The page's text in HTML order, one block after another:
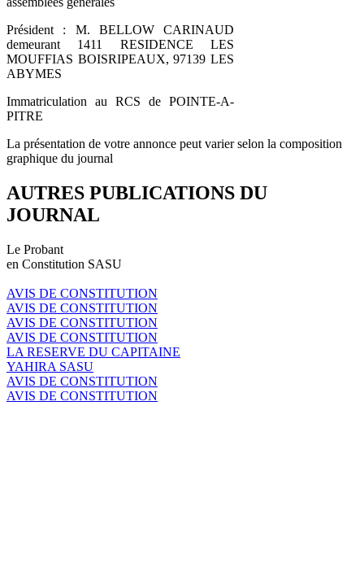
Président : M. BELLOW CARINAUD
demeurant 1411 RESIDENCE LES
MOUFFIAS BOISRIPEAUX, 97139 LES
ABYMES
Immatriculation au RCS de POINTE-A-
PITRE
La présentation de votre annonce peut varier selon la composition
graphique du journal
AUTRES PUBLICATIONS DU
JOURNAL
Le Probant
en Constitution SASU
AVIS DE CONSTITUTION
AVIS DE CONSTITUTION
AVIS DE CONSTITUTION
AVIS DE CONSTITUTION
LA RESERVE DU CAPITAINE
YAHIRA SASU
AVIS DE CONSTITUTION
AVIS DE CONSTITUTION